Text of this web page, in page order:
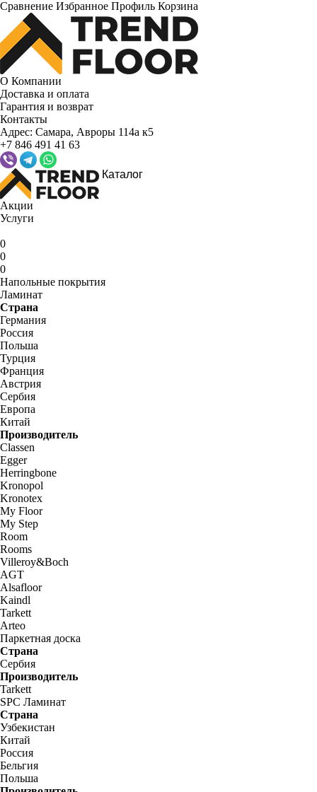
Сравнение Избранное Профиль Корзина
О Компании
Доставка и оплата
Гарантия и возврат
Контакты
Адрес: Самара, Авроры 114а к5
+7 846 491 41 63
Каталог
Акции
Услуги
0
0
0
Напольные покрытия
Ламинат
Страна
Германия
Россия
Польша
Турция
Франция
Австрия
Сербия
Европа
Китай
Производитель
Classen
Egger
Herringbone
Kronopol
Kronotex
My Floor
My Step
Room
Rooms
Villeroy&Boch
AGT
Alsafloor
Kaindl
Tarkett
Arteo
Паркетная доска
Страна
Сербия
Производитель
Tarkett
SPC Ламинат
Страна
Узбекистан
Китай
Россия
Бельгия
Польша